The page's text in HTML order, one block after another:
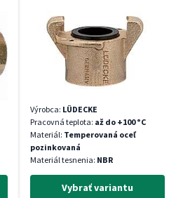
Výrobca: LÜDECKE
Pracovná teplota: až do +100 °C
Materiál: Temperovaná oceľ
pozinkovaná
Materiál tesnenia: NBR
Vybrať variantu